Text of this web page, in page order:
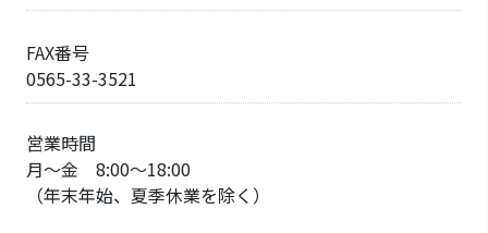
FAX番号
0565-33-3521
営業時間
月～金 8:00～18:00
（年末年始、夏季休業を除く）